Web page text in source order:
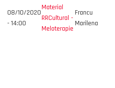
08/10/2020
- 14:00
Material
RRCultural -
Meloterapie
Francu
Marilena